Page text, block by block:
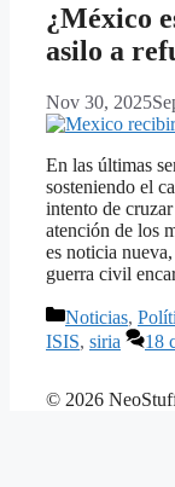
¿México
asilo a
Nov 30, 2025
En las últimas
sosteniendo el
intento de
atención de los
es noticia
guerra civil
Categorías
Noticias,
ISIS, siria 18
© 2026